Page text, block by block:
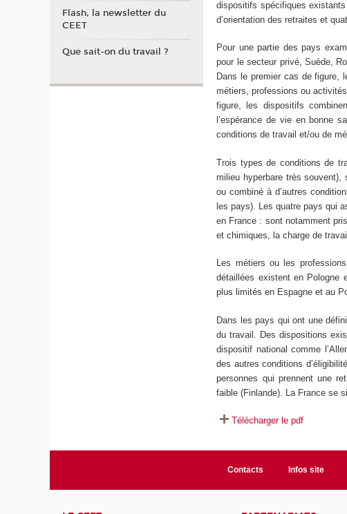
dispositifs spécifiques
d’orientation des retraites et
Pour une partie des pays
pour le secteur privé, Suède,
Dans le premier cas de figure,
métiers, professions ou
figure, les dispositifs
l’espérance de vie en bonne
conditions de travail et/ou de
Trois types de conditions de
milieu hyperbare très
ou combiné à d’autres
les pays). Les quatre pays qui
en France : sont notamment
et chimiques, la charge de
Les métiers ou les
détaillées existent en Pologne
plus limités en Espagne et au
Dans les pays qui ont une
du travail. Des dispositions
dispositif national comme
des autres conditions
personnes qui prennent une
faible (Finlande). La France se
Télécharger le pdf
Flash, la newsletter du
CEET
Que sait-on du travail ?
Contacts Infos site